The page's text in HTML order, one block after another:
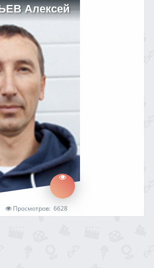
Алексей
Просмотров: 6628